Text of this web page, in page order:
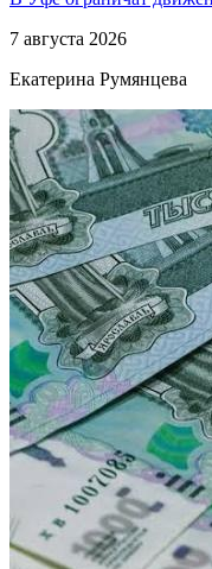
7 августа 2026
Екатерина Румянцева